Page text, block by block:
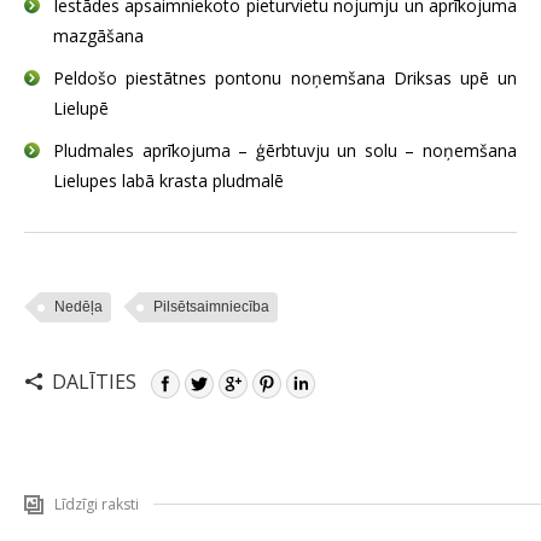
Iestādes apsaimniekoto pieturvietu nojumju un aprīkojuma
mazgāšana
Peldošo piestātnes pontonu noņemšana Driksas upē un
Lielupē
Pludmales aprīkojuma – ģērbtuvju un solu – noņemšana
Lielupes labā krasta pludmalē
Nedēļa Pilsētsaimniecība
DALĪTIES
Līdzīgi raksti